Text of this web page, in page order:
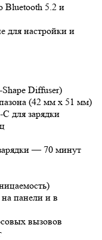
Bluetooth 5.2 и
для настройки и
Diffuser)
(42 мм x 51 мм)
для зарядки
— 70 минут
панели и в
вызовов